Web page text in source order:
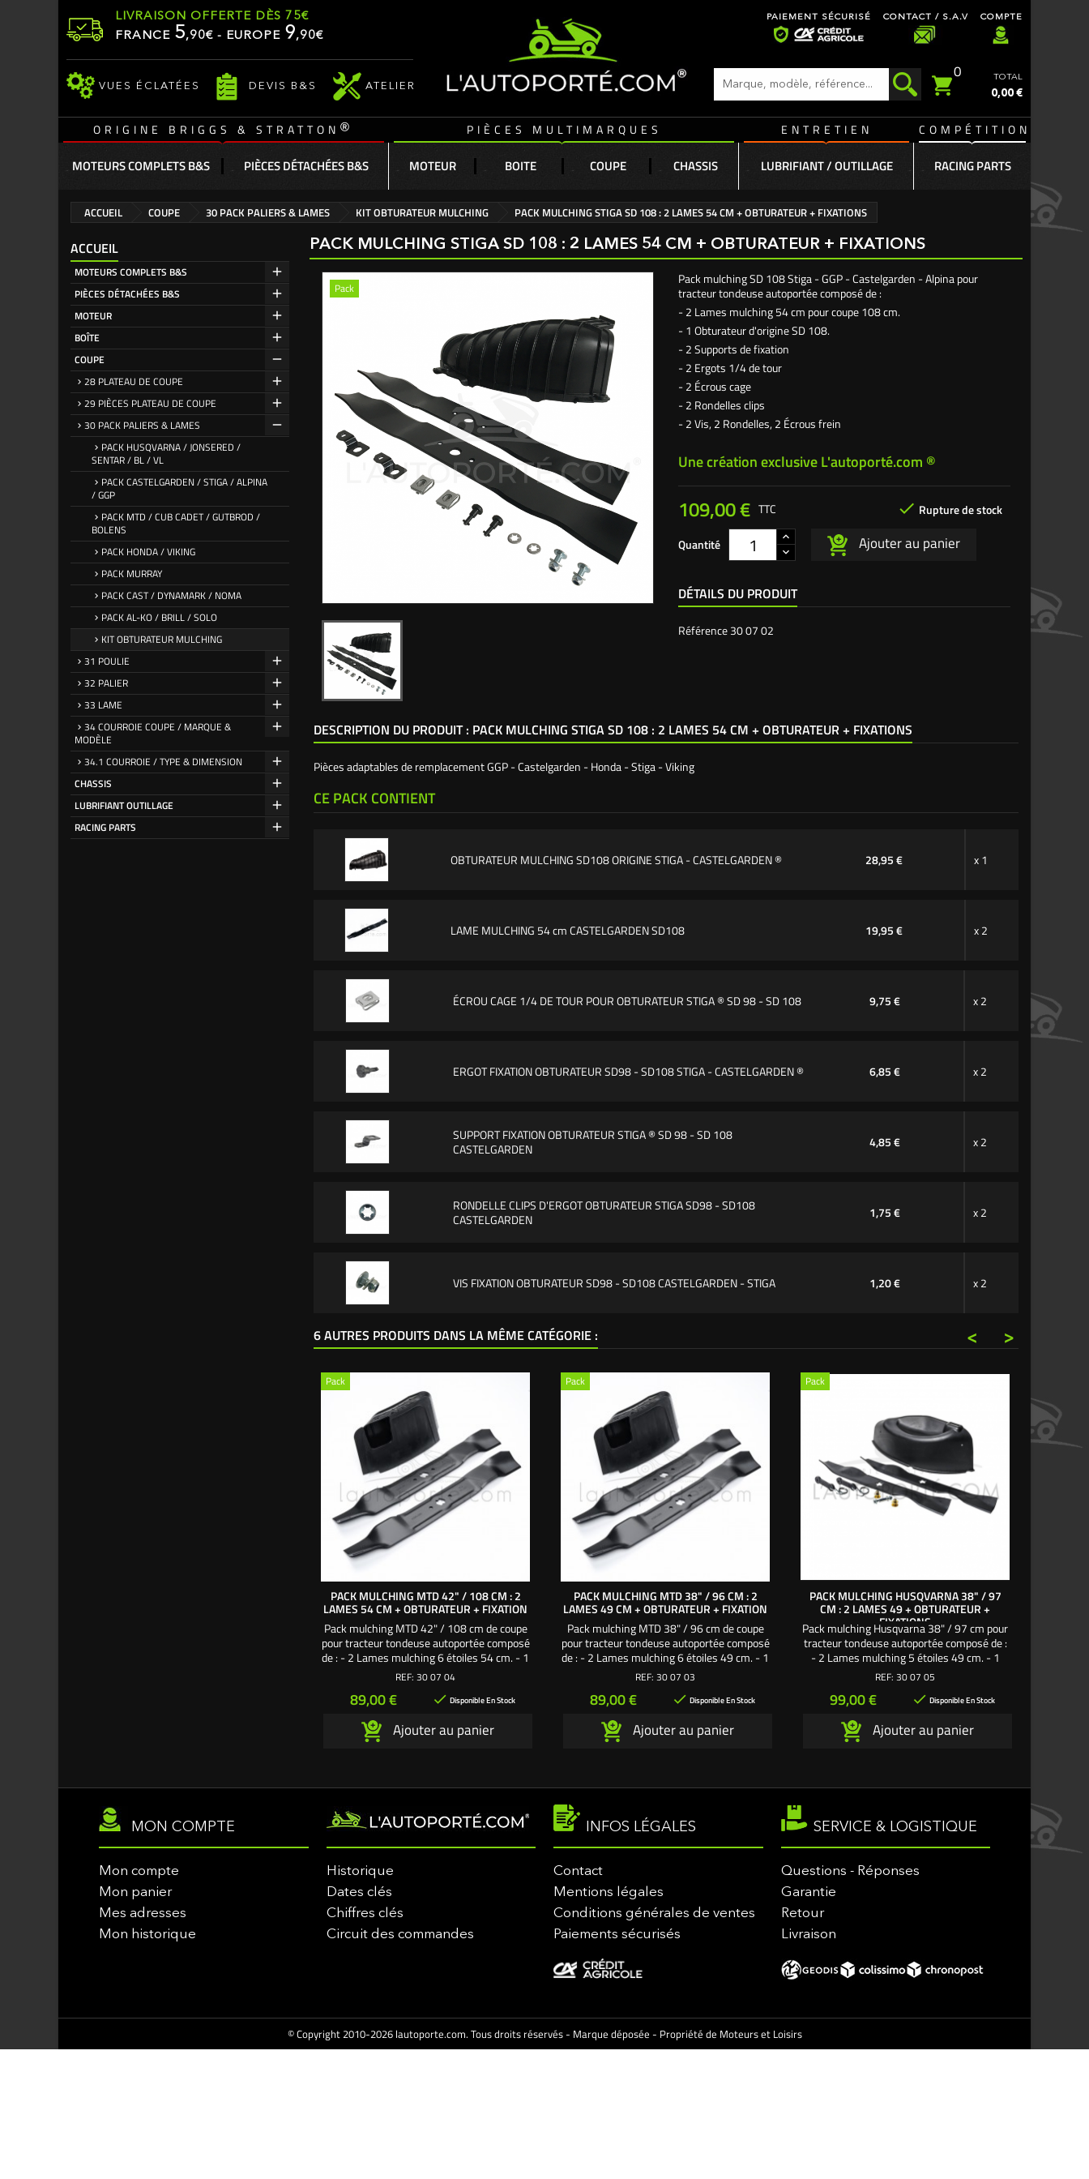
LIVRAISON OFFERTE DÈS 75€
FRANCE 5,90€ - EUROPE 9,90€
VUES ÉCLATÉES DEVIS B&S ATELIER
PAIEMENT SÉCURISÉ CONTACT / S.A.V COMPTE
0 TOTAL
0,00 €
ORIGINE BRIGGS & STRATTON ® PIÈCES MULTIMARQUES ENTRETIEN COMPÉTITION
MOTEURS COMPLETS B&S PIÈCES DÉTACHÉES B&S MOTEUR BOITE COUPE CHASSIS LUBRIFIANT / OUTILLAGE RACING PARTS
ACCUEIL COUPE 30 PACK PALIERS & LAMES KIT OBTURATEUR MULCHING PACK MULCHING STIGA SD 108 : 2 LAMES 54 CM + OBTURATEUR + FIXATIONS
ACCUEIL
MOTEURS COMPLETS B&S
PIÈCES DÉTACHÉES B&S
MOTEUR
BOÎTE
COUPE
28 PLATEAU DE COUPE
29 PIÈCES PLATEAU DE COUPE
30 PACK PALIERS & LAMES
PACK HUSQVARNA / JONSERED /
SENTAR / BL / VL
PACK CASTELGARDEN / STIGA / ALPINA
/ GGP
PACK MTD / CUB CADET / GUTBROD /
BOLENS
PACK HONDA / VIKING
PACK MURRAY
PACK CAST / DYNAMARK / NOMA
PACK AL-KO / BRILL / SOLO
KIT OBTURATEUR MULCHING
31 POULIE
32 PALIER
33 LAME
34 COURROIE COUPE / MARQUE &
MODÈLE
34.1 COURROIE / TYPE & DIMENSION
CHASSIS
LUBRIFIANT OUTILLAGE
RACING PARTS
PACK MULCHING STIGA SD 108 : 2 LAMES 54 CM + OBTURATEUR + FIXATIONS
Pack
Pack mulching SD 108 Stiga - GGP - Castelgarden - Alpina pour
tracteur tondeuse autoportée composé de :
- 2 Lames mulching 54 cm pour coupe 108 cm.
- 1 Obturateur d'origine SD 108.
- 2 Supports de fixation
- 2 Ergots 1/4 de tour
- 2 Écrous cage
- 2 Rondelles clips
- 2 Vis, 2 Rondelles, 2 Écrous frein
Une création exclusive L'autoporté.com ®
109,00 €  Rupture de stock
TTC
Quantité Ajouter au panier
DÉTAILS DU PRODUIT
Référence30 07 02
DESCRIPTION DU PRODUIT : PACK MULCHING STIGA SD 108 : 2 LAMES 54 CM + OBTURATEUR + FIXATIONS
Pièces adaptables de remplacement GGP - Castelgarden - Honda - Stiga - Viking
CE PACK CONTIENT
OBTURATEUR MULCHING SD108 ORIGINE STIGA - CASTELGARDEN ® 28,95 € x 1
LAME MULCHING 54 cm CASTELGARDEN SD108 19,95 € x 2
ÉCROU CAGE 1/4 DE TOUR POUR OBTURATEUR STIGA ® SD 98 - SD 108 9,75 € x 2
ERGOT FIXATION OBTURATEUR SD98 - SD108 STIGA - CASTELGARDEN ® 6,85 € x 2
SUPPORT FIXATION OBTURATEUR STIGA ® SD 98 - SD 108
CASTELGARDEN
4,85 € x 2
RONDELLE CLIPS D'ERGOT OBTURATEUR STIGA SD98 - SD108
CASTELGARDEN
1,75 € x 2
VIS FIXATION OBTURATEUR SD98 - SD108 CASTELGARDEN - STIGA 1,20 € x 2
6 AUTRES PRODUITS DANS LA MÊME CATÉGORIE : >
<
Pack
PACK MULCHING MTD 42" / 108 CM : 2
LAMES 54 CM + OBTURATEUR + FIXATION
Pack mulching MTD 42" / 108 cm de coupe
pour tracteur tondeuse autoportée composé
de : - 2 Lames mulching 6 étoiles 54 cm. - 1
Obturateur d'origine. - 1 Vis & 1 Écrou
L'autoporté.com ®
REF: 30 07 04
Prix
89,00 €  Disponible En Stock
Ajouter au panier
Pack
PACK MULCHING MTD 38" / 96 CM : 2
LAMES 49 CM + OBTURATEUR + FIXATION
Pack mulching MTD 38" / 96 cm de coupe
pour tracteur tondeuse autoportée composé
de : - 2 Lames mulching 6 étoiles 49 cm. - 1
Obturateur d'origine. - 1 Vis & 1 Écrou
L'autoporté.com ®
REF: 30 07 03
Prix
89,00 €  Disponible En Stock
Ajouter au panier
Pack
PACK MULCHING HUSQVARNA 38" / 97
CM : 2 LAMES 49 + OBTURATEUR +
FIXATIONS
Pack mulching Husqvarna 38" / 97 cm pour
tracteur tondeuse autoportée composé de :
- 2 Lames mulching 5 étoiles 49 cm. - 1
Obturateur d'origine. - 2 Sangles - 2 Vis
REF: 30 07 05
Prix
99,00 €  Disponible En Stock
Ajouter au panier
MON COMPTE
Mon compte
Mon panier
Mes adresses
Mon historique
Historique
Dates clés
Chiffres clés
Circuit des commandes
INFOS LÉGALES
Contact
Mentions légales
Conditions générales de ventes
Paiements sécurisés
SERVICE & LOGISTIQUE
Questions - Réponses
Garantie
Retour
Livraison
© Copyright 2010-2026 lautoporte.com. Tous droits réservés - Marque déposée - Propriété de Moteurs et Loisirs